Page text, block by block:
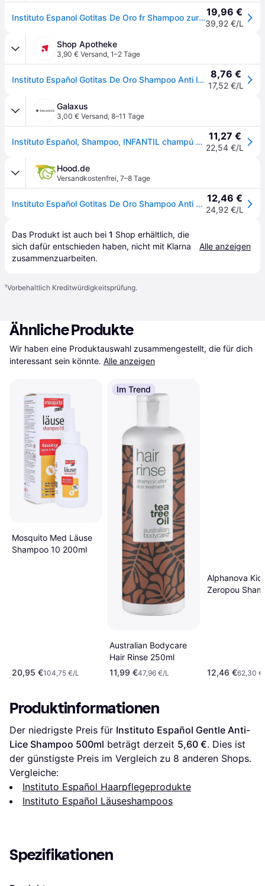
Instituto Espanol Gotitas De Oro fr Shampoo zur Kopflausprvention19,96 €
39,92 €/L
Shop Apotheke
3,90 € Versand, 1–2 Tage
Instituto Español Gotitas De Oro Shampoo Anti läuse 0,5 l Liquidum 8,76 €
17,52 €/L
Galaxus
3,00 € Versand, 8–11 Tage
Instituto Español, Shampoo, INFANTIL champú prevención piojos 500 ml (Flüssiges Shampoo, 500ml) 11,27 €
22,54 €/L
Hood.de
Versandkostenfrei, 7–8 Tage
Instituto Español Gotitas De Oro Shampoo Anti Läuse 500ml 12,46 €
24,92 €/L
Das Produkt ist auch bei 1 Shop erhältlich, die
sich dafür entschieden haben, nicht mit Klarna
zusammenzuarbeiten.
Alle anzeigen
¹Vorbehaltlich Kreditwürdigkeitsprüfung.
Ähnliche Produkte
Wir haben eine Produktauswahl zusammengestellt, die für dich
interessant sein könnte. Alle anzeigen
Mosquito Med Läuse
Shampoo 10 200ml
20,95 €104,75 €/L
Im Trend
Australian Bodycare
Hair Rinse 250ml
11,99 €47,96 €/L
Alphanova
Zeropou
12,46 €62,30
Produktinformationen
Der niedrigste Preis für Instituto Español Gentle Anti-
Lice Shampoo 500ml beträgt derzeit 5,60 €. Dies ist
der günstigste Preis im Vergleich zu 8 anderen Shops.
Vergleiche:
Instituto Español Haarpflegeprodukte
Instituto Español Läuseshampoos
Spezifikationen